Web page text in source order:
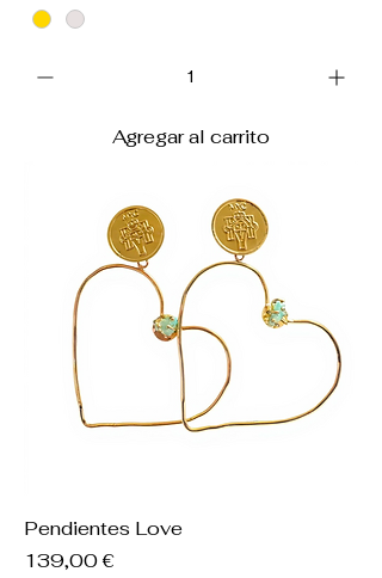
Agregar al carrito
Pendientes Love
Precio
139,00 €